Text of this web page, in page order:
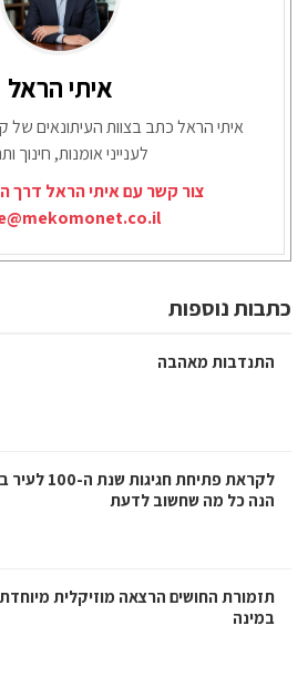
איתי הראל
איתי הראל כתב בצוות העיתונאים של
לענייני אומנות, חינוך
צור קשר עם איתי הראל דרך
כתבות נוספות
התנדבות מאהבה
לקראת פתיחת חגיגות
הנה כל מה שחשוב לדעת
תזמורת החושים הרצאה מוזיקלית מיוחדת
במינה